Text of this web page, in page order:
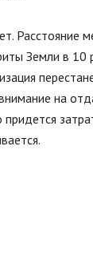
Земли в 10
на